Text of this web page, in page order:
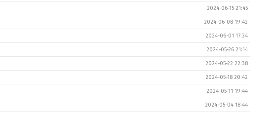
2024-06-15 21:45
2024-06-08 19:42
2024-06-01 17:34
2024-05-26 21:14
2024-05-22 22:38
2024-05-18 20:42
2024-05-11 19:44
2024-05-04 18:44